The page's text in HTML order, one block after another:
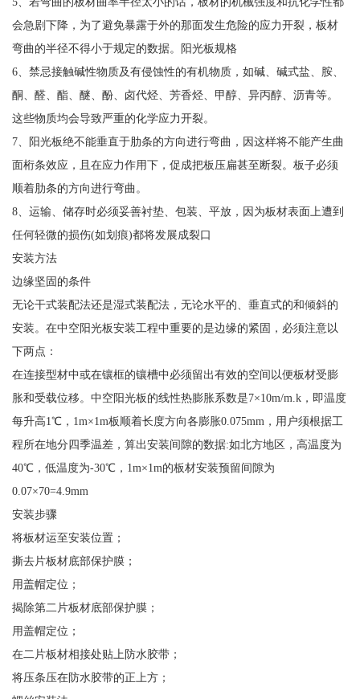
会急剧下降，为了避免暴露于外的那面发生危险的应力开裂，板材
弯曲的半径不得小于规定的数据。阳光板规格
6、禁忌接触碱性物质及有侵蚀性的有机物质，如碱、碱式盐、胺、
酮、醛、酯、醚、酚、卤代烃、芳香烃、甲醇、异丙醇、沥青等。
这些物质均会导致严重的化学应力开裂。
7、阳光板绝不能垂直于肋条的方向进行弯曲，因这样将不能产生曲
面桁条效应，且在应力作用下，促成把板压扁甚至断裂。板子必须
顺着肋条的方向进行弯曲。
8、运输、储存时必须妥善衬垫、包装、平放，因为板材表面上遭到
任何轻微的损伤(如划痕)都将发展成裂口
安装方法
边缘坚固的条件
无论干式装配法还是湿式装配法，无论水平的、垂直式的和倾斜的
安装。在中空阳光板安装工程中重要的是边缘的紧固，必须注意以
下两点：
在连接型材中或在镶框的镶槽中必须留出有效的空间以便板材受膨
胀和受载位移。中空阳光板的线性热膨胀系数是7×10m/m.k，即温度
每升高1℃，1m×1m板顺着长度方向各膨胀0.075mm，用户须根据工
程所在地分四季温差，算出安装间隙的数据:如北方地区，高温度为
40℃，低温度为-30℃，1m×1m的板材安装预留间隙为
0.07×70=4.9mm
安装步骤
将板材运至安装位置；
撕去片板材底部保护膜；
用盖帽定位；
揭除第二片板材底部保护膜；
用盖帽定位；
在二片板材相接处贴上防水胶带；
将压条压在防水胶带的正上方；